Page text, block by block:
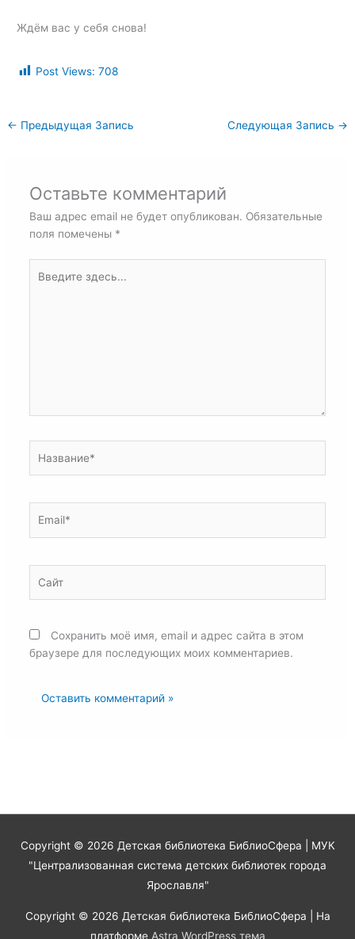
Ждём вас у себя снова!
Post Views: 708
← Предыдущая Запись Следующая Запись →
Оставьте комментарий
Ваш адрес email не будет опубликован. Обязательные
поля помечены *
здесь...
Сохранить моё имя, email и адрес сайта в этом
браузере для последующих моих комментариев.
Copyright © 2026 Детская библиотека БиблиоСфера | МУК
"Централизованная система детских библиотек города
Ярославля"
Copyright © 2026 Детская библиотека БиблиоСфера | На
платформе Astra WordPress тема